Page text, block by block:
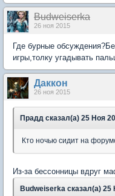
Вudweisеrkа
26 ноя 2015
Где бурные
игры,толку угадывать
Даккон
26 ноя 2015
Прадд сказал(а) 25 Ноя
Кто ночью сидит на
Из-за бессонницы вдруг
Вudweisеrkа сказал(а) 25